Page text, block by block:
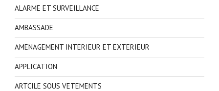
ALARME ET SURVEILLANCE
AMBASSADE
AMENAGEMENT INTERIEUR ET EXTERIEUR
APPLICATION
ARTCILE SOUS VETEMENTS